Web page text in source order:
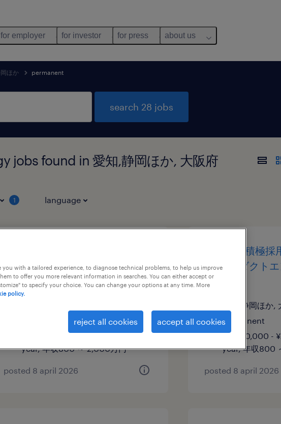
for employer for investor for press about us
ほか permanent
search 28 jobs
jobs found in 愛知,静岡ほか, 大阪府
1 language
ータ基盤領域）／フルリモート
ワーク可
¥8,000,000 - ¥20,000,000 per
year, 年収800 ～ 2,000万円
posted 8 april 2026
【西日本積極
ド/プロダクト
在宅可
愛知,静岡ほか,
permanent
¥8,000,000 -
year, 年収800
posted 8 april 2026
you with a tailored experience, to diagnose technical problems, to help us improve
to offer you more relevant information in searches. You can either accept or
to specify your choice. You can change your options at any time. More
policy.
reject all cookies accept all cookies